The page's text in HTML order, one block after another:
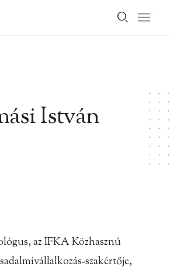
István
az IFKA Közhasznú
szakértője,